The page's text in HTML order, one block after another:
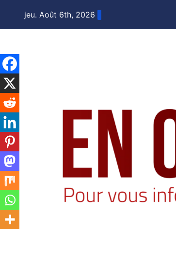
jeu. Août 6th, 2026